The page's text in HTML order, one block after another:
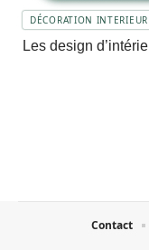
DÉCORATION
Les design
Contact